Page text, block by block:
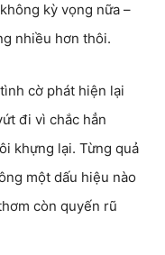
kỳ vọng nữa –
nhiều hơn thôi.
cờ phát hiện lại
đi vì chắc hẳn
khựng lại. Từng quả
một dấu hiệu nào
còn quyến rũ